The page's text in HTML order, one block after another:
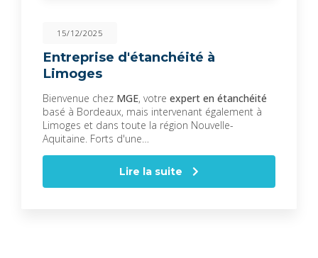
15/12/2025
Entreprise d'étanchéité à
Limoges
Bienvenue chez MGE, votre expert en étanchéité
basé à Bordeaux, mais intervenant également à
Limoges et dans toute la région Nouvelle-
Aquitaine. Forts d'une…
Lire la suite